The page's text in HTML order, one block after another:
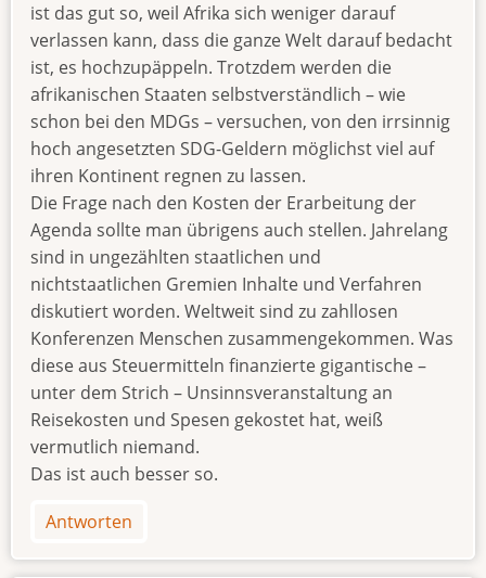
ist das gut so, weil Afrika sich weniger darauf
verlassen kann, dass die ganze Welt darauf bedacht
ist, es hochzupäppeln. Trotzdem werden die
afrikanischen Staaten selbstverständlich – wie
schon bei den MDGs – versuchen, von den irrsinnig
hoch angesetzten SDG-Geldern möglichst viel auf
ihren Kontinent regnen zu lassen.
Die Frage nach den Kosten der Erarbeitung der
Agenda sollte man übrigens auch stellen. Jahrelang
sind in ungezählten staatlichen und
nichtstaatlichen Gremien Inhalte und Verfahren
diskutiert worden. Weltweit sind zu zahllosen
Konferenzen Menschen zusammengekommen. Was
diese aus Steuermitteln finanzierte gigantische –
unter dem Strich – Unsinnsveranstaltung an
Reisekosten und Spesen gekostet hat, weiß
vermutlich niemand.
Das ist auch besser so.
Antworten